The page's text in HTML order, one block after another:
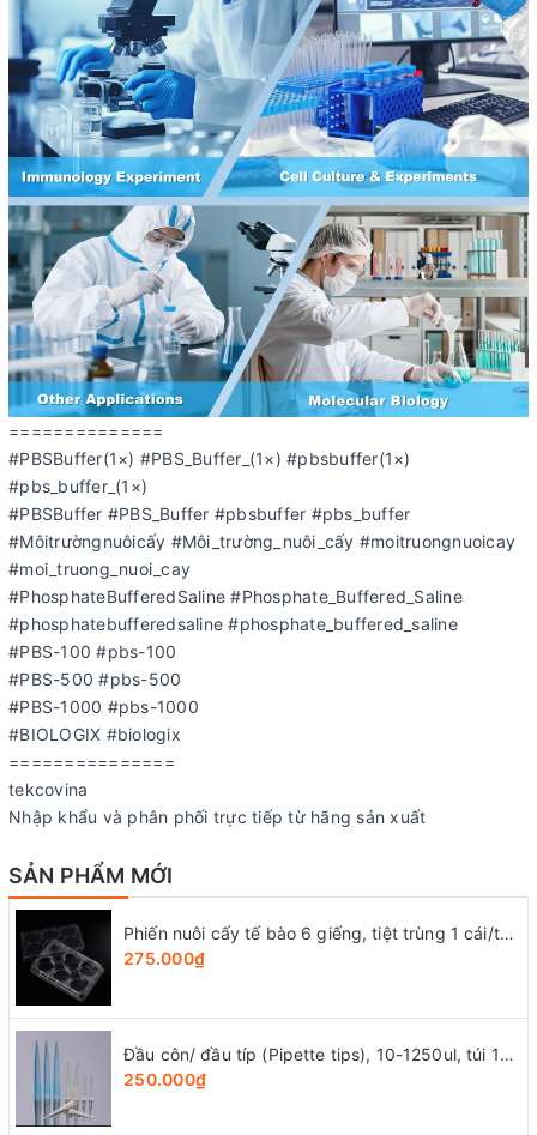
==============
#PBSBuffer(1×) #PBS_Buffer_(1×) #pbsbuffer(1×)
#pbs_buffer_(1×)
#PBSBuffer #PBS_Buffer #pbsbuffer #pbs_buffer
#Môitrườngnuôicấy #Môi_trường_nuôi_cấy #moitruongnuoicay
#moi_truong_nuoi_cay
#PhosphateBufferedSaline #Phosphate_Buffered_Saline
#phosphatebufferedsaline #phosphate_buffered_saline
#PBS-100 #pbs-100
#PBS-500 #pbs-500
#PBS-1000 #pbs-1000
#BIOLOGIX #biologix
===============
tekcovina
Nhập khẩu và phân phối trực tiếp từ hãng sản xuất
SẢN PHẨM MỚI
Phiến nuôi cấy tế bào 6 giếng, tiệt trùng 1 cái/túi (Cell Culture Plates), mã 07-6006, Biologix-USA
275.000₫
Đầu côn/ đầu típ (Pipette tips), 10-1250ul, túi 1000 cái, hãng LabSelect
250.000₫